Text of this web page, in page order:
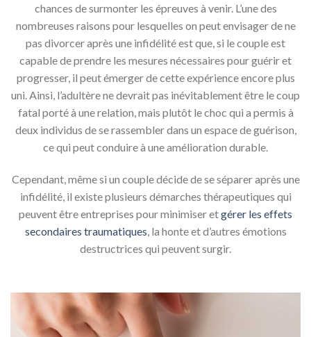
chances de surmonter les épreuves à venir. L’une des
nombreuses raisons pour lesquelles on peut envisager de ne
pas divorcer après une infidélité est que, si le couple est
capable de prendre les mesures nécessaires pour guérir et
progresser, il peut émerger de cette expérience encore plus
uni. Ainsi, l’adultère ne devrait pas inévitablement être le coup
fatal porté à une relation, mais plutôt le choc qui a permis à
deux individus de se rassembler dans un espace de guérison,
ce qui peut conduire à une amélioration durable.
Cependant, même si un couple décide de se séparer après une
infidélité, il existe plusieurs démarches thérapeutiques qui
peuvent être entreprises pour minimiser etgérer les effets
secondaires traumatiques , la honte et d’autres émotions
destructrices qui peuvent surgir.